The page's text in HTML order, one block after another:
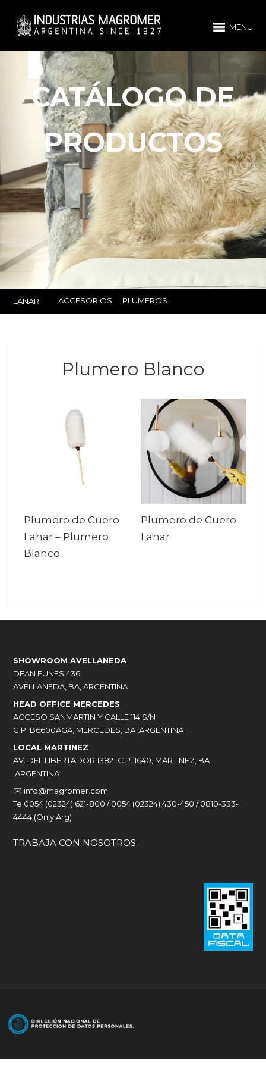
MENU
CATÁLOGO DE
PRODUCTOS
LANAR ACCESORIOS PLUMEROS
Plumero Blanco
Plumero de Cuero
Lanar – Plumero
Blanco
Plumero de Cuero
Lanar
SHOWROOM AVELLANEDA
DEAN FUNES 436
AVELLANEDA, BA, ARGENTINA
HEAD OFFICE MERCEDES
ACCESO SANMARTIN Y CALLE 114 S/N
C.P. B6600AGA, MERCEDES, BA ,ARGENTINA
LOCAL MARTINEZ
AV. DEL LIBERTADOR 13821 C.P. 1640, MARTINEZ, BA
,ARGENTINA
✉️ info@magromer.com
Te 0054 (02324) 621-800 / 0054 (02324) 430-450 / 0810-333-
4444 (Only Arg)
TRABAJA CON NOSOTROS